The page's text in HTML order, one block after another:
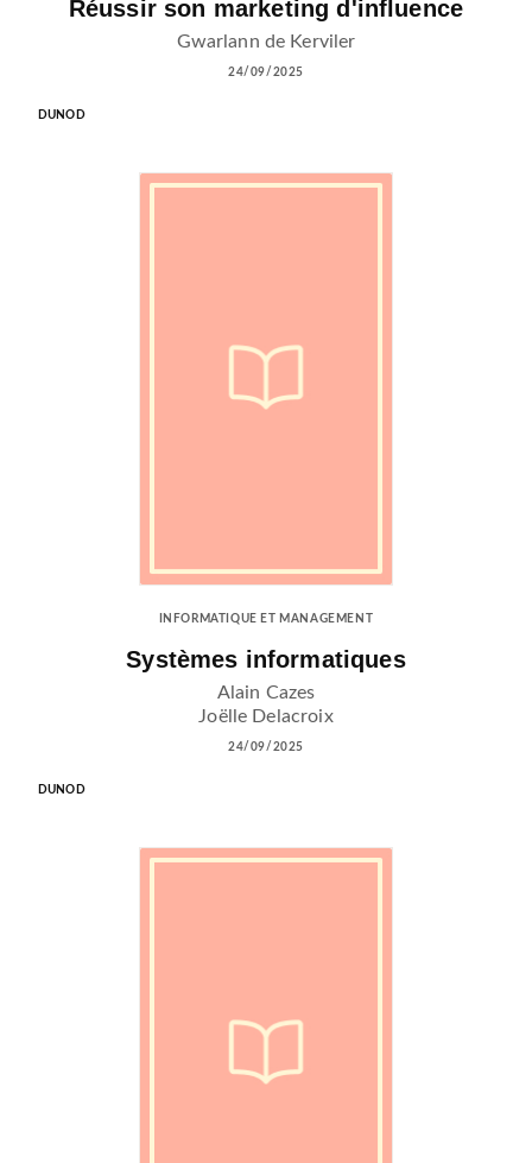
Réussir son marketing d'influence
Gwarlann de Kerviler
24/09/2025
DUNOD
INFORMATIQUE ET MANAGEMENT
Systèmes informatiques
Alain Cazes
Joëlle Delacroix
24/09/2025
DUNOD